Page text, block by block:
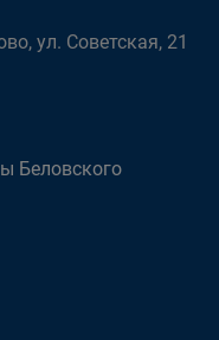
ул. Советская, 21
Беловского